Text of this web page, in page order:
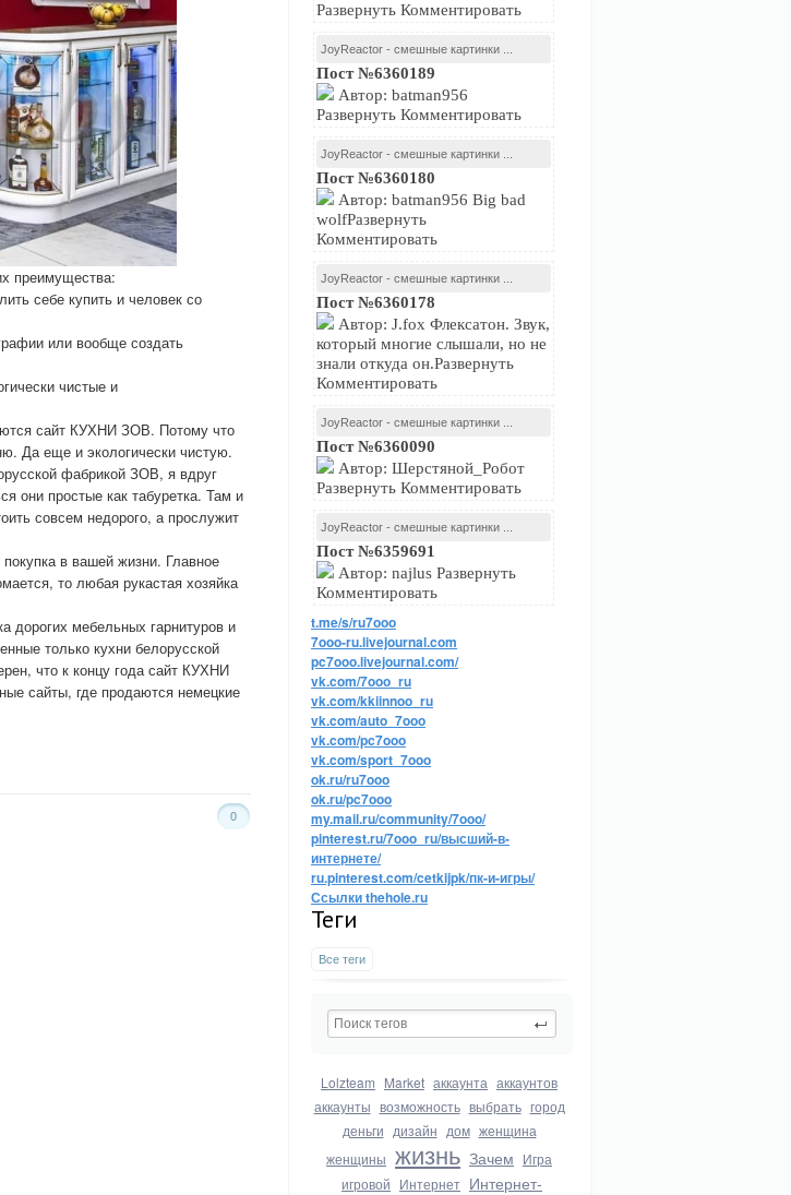
Развернуть Комментировать
JoyReactor - смешные картинки ...
Пост №6360189
Автор: batman956
Развернуть Комментировать
JoyReactor - смешные картинки ...
Пост №6360180
Автор: batman956 Big bad
wolfРазвернуть
Комментировать
JoyReactor - смешные картинки ...
Пост №6360178
Автор: J.fox Флексатон. Звук,
который многие слышали, но не
знали откуда он.Развернуть
Комментировать
JoyReactor - смешные картинки ...
Пост №6360090
Автор: Шерстяной_Робот
Развернуть Комментировать
JoyReactor - смешные картинки ...
Пост №6359691
Автор: najlus Развернуть
Комментировать
t.me/s/ru7ooo
7ooo-ru.livejournal.com
pc7ooo.livejournal.com/
vk.com/7ooo_ru
vk.com/kkiinnoo_ru
vk.com/auto_7ooo
vk.com/pc7ooo
vk.com/sport_7ooo
ok.ru/ru7ooo
ok.ru/pc7ooo
my.mail.ru/community/7ooo/
pinterest.ru/7ooo_ru/высший-в-
интернете/
ru.pinterest.com/cetkijpk/пк-и-игры/
Ссылки thehole.ru
Теги
Все теги
Lolzteam Market аккаунта аккаунтов
аккаунты возможность выбрать город
деньги дизайн дом женщина
женщины жизнь Зачем Игра
игровой Интернет Интернет-
преимущества:
себе купить и человек со
или вообще создать
чистые и
сайт КУХНИ ЗОВ. Потому что
Да еще и экологически чистую.
фабрикой ЗОВ, я вдруг
они простые как табуретка. Там и
совсем недорого, а прослужит
в вашей жизни. Главное
то любая рукастая хозяйка
мебельных гарнитуров и
только кухни белорусской
что к концу года сайт КУХНИ
сайты, где продаются немецкие
0